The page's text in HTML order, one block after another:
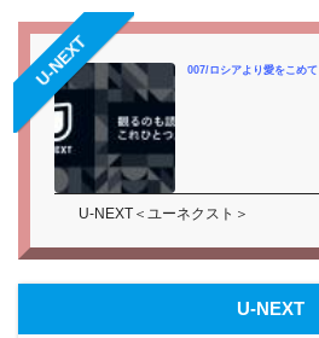
U-NEXT 007/ロシアより愛をこめて
U-NEXT＜ユーネクスト＞
U-NEXT